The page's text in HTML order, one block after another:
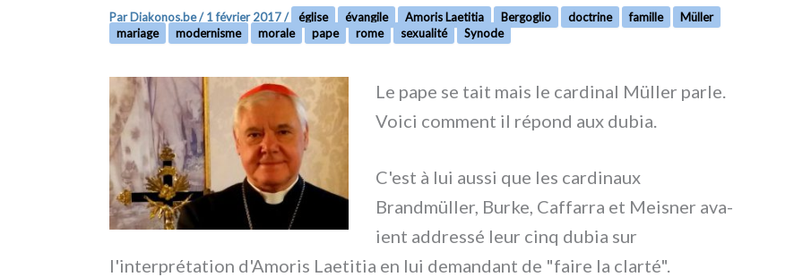
ParDiakonos.be/1 février 2017/ église évangile Amoris Laetitia Bergoglio doctrine famille
Müller
mariage
modernisme morale pape rome sexualité Synode
Le pape se tait mais le car­di­nal Müller par­le.
Voici com­ment il répond aux dubia.
C'est à lui aus­si que les car­di­naux
Brandmüller, Burke, Caffarra et Meisner ava­
ient addres­sé leur cinq dubia sur
l'interprétation d'Amoris Laetitia en lui deman­dant de "fai­re la clar­té".